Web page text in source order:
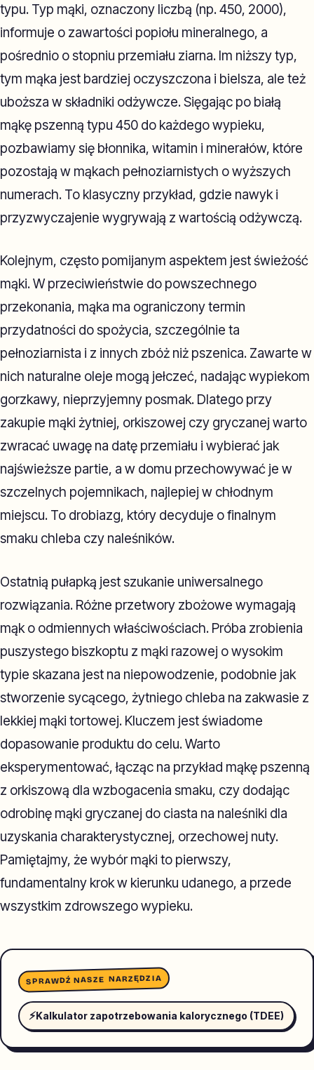
typu. Typ mąki, oznaczony liczbą (np. 450, 2000),
informuje o zawartości popiołu mineralnego, a
pośrednio o stopniu przemiału ziarna. Im niższy typ,
tym mąka jest bardziej oczyszczona i bielsza, ale też
uboższa w składniki odżywcze. Sięgając po białą
mąkę pszenną typu 450 do każdego wypieku,
pozbawiamy się błonnika, witamin i minerałów, które
pozostają w mąkach pełnoziarnistych o wyższych
numerach. To klasyczny przykład, gdzie nawyk i
przyzwyczajenie wygrywają z wartością odżywczą.
Kolejnym, często pomijanym aspektem jest świeżość
mąki. W przeciwieństwie do powszechnego
przekonania, mąka ma ograniczony termin
przydatności do spożycia, szczególnie ta
pełnoziarnista i z innych zbóż niż pszenica. Zawarte w
nich naturalne oleje mogą jełczeć, nadając wypiekom
gorzkawy, nieprzyjemny posmak. Dlatego przy
zakupie mąki żytniej, orkiszowej czy gryczanej warto
zwracać uwagę na datę przemiału i wybierać jak
najświeższe partie, a w domu przechowywać je w
szczelnych pojemnikach, najlepiej w chłodnym
miejscu. To drobiazg, który decyduje o finalnym
smaku chleba czy naleśników.
Ostatnią pułapką jest szukanie uniwersalnego
rozwiązania. Różne przetwory zbożowe wymagają
mąk o odmiennych właściwościach. Próba zrobienia
puszystego biszkoptu z mąki razowej o wysokim
typie skazana jest na niepowodzenie, podobnie jak
stworzenie sycącego, żytniego chleba na zakwasie z
lekkiej mąki tortowej. Kluczem jest świadome
dopasowanie produktu do celu. Warto
eksperymentować, łącząc na przykład mąkę pszenną
z orkiszową dla wzbogacenia smaku, czy dodając
odrobinę mąki gryczanej do ciasta na naleśniki dla
uzyskania charakterystycznej, orzechowej nuty.
Pamiętajmy, że wybór mąki to pierwszy,
fundamentalny krok w kierunku udanego, a przede
wszystkim zdrowszego wypieku.
SPRAWDŹ NASZE NARZĘDZIA
⚡Kalkulator zapotrzebowania kalorycznego (TDEE)